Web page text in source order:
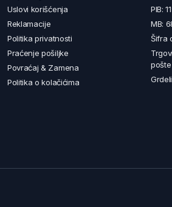
Uslovi korišćenja
Reklamacije
Politika privatnosti
Praćenje pošiljke
Povraćaj & Zamena
Politika o kolačićima
PIB:
MB:
Šifra